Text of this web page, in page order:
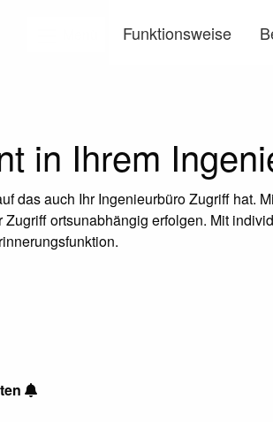
Funktionsweise
in Ihrem
das auch Ihr Ingenieurbüro Zugriff hat.
ortsunabhängig erfolgen. Mit